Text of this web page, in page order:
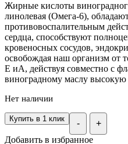
Жирные кислоты
линолевая (Омега-6),
противовоспалительным
сердца, способствуют
кровеносных сосудов,
освобождая наш организм от
Е иА, действуя совместно с
виноградному маслу высокую
Нет наличии
- +
Купить в 1 клик
Добавить в избранное